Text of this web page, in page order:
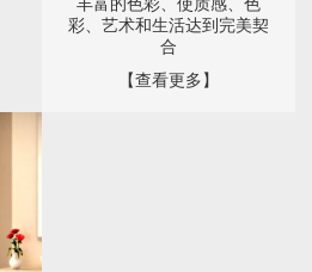
彩、艺术和生活达到完美契
合
【查看更多】